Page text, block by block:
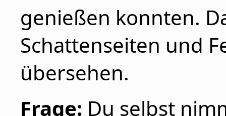
genießen konnten.
Schattenseiten und
übersehen.
Frage: Du selbst